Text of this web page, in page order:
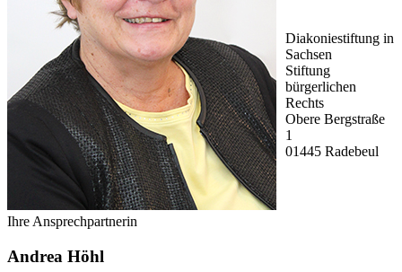
Ihre Ansprechpartnerin
Andrea Höhl
Diakoniestiftung in
Sachsen
Stiftung
bürgerlichen
Rechts
Obere Bergstraße
1
01445 Radebeul